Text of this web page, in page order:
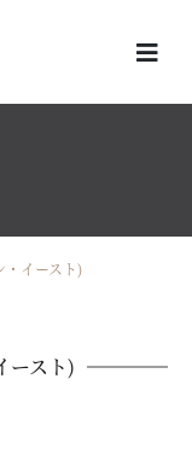
・イースト)
ースト)